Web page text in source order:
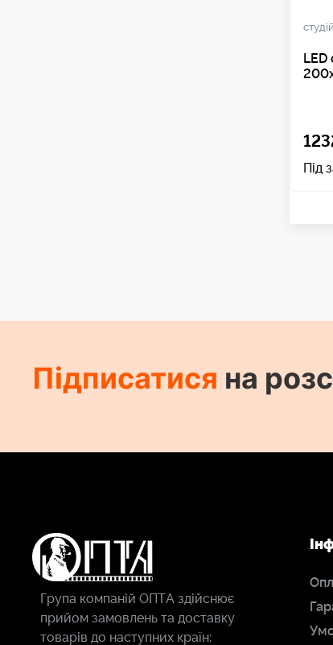
Під
Підписатися на
Група компаній ОПТА здійснює
прийом замовлень та доставку
товарів до наступних країн: